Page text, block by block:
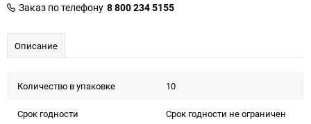
Заказ по телефону 8 800 234 5155
Описание
Количество в упаковке 10
Срок годности Срок годности не ограничен